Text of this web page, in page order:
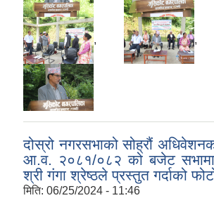
,
दोस्रो नगरसभाको सोह्रौं
आ.व. २०८१/०८२ को बजेट
श्री गंगा श्रेष्ठले प्रस्तुत गर्दाको
मिति: 06/25/2024 - 11:46